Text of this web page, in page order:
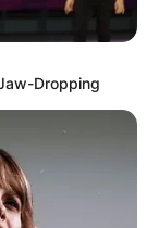
Dropping